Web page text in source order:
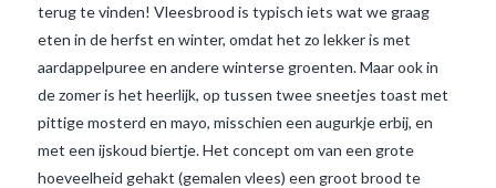
terug te vinden! Vleesbrood is typisch iets wat we graag
eten in de herfst en winter, omdat het zo lekker is met
aardappelpuree en andere winterse groenten. Maar ook in
de zomer is het heerlijk, op tussen twee sneetjes toast met
pittige mosterd en mayo, misschien een augurkje erbij, en
met een ijskoud biertje. Het concept om van een grote
hoeveelheid gehakt (gemalen vlees) een groot brood te